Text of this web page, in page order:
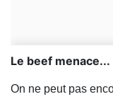
Le beef menace...
On ne peut pas